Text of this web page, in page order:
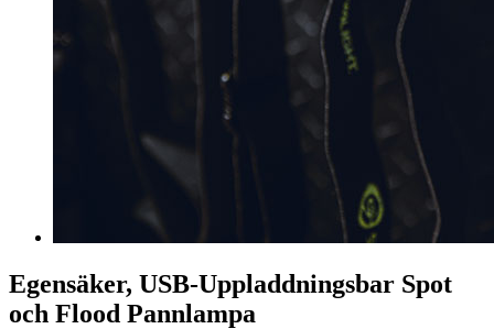
Egensäker, USB-Uppladdningsbar Spot
och Flood Pannlampa